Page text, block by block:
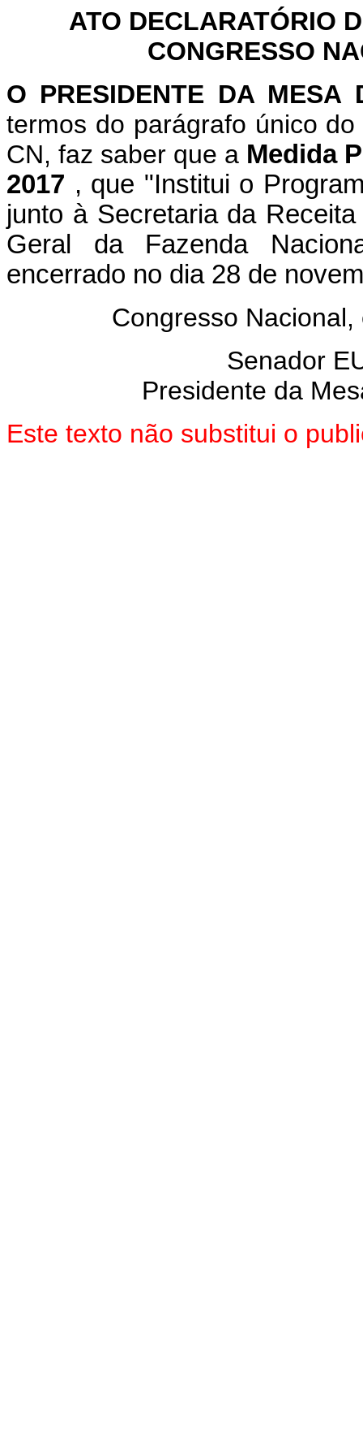
ATO DECLARATÓRIO
CONGRESSO
O PRESIDENTE DA MESA
termos do parágrafo único
CN, faz saber que a Medida
2017 , que "Institui o
junto à Secretaria da
Geral da Fazenda
encerrado no dia 28 de
Congresso
Senador
Presidente da
Este texto não substitui o